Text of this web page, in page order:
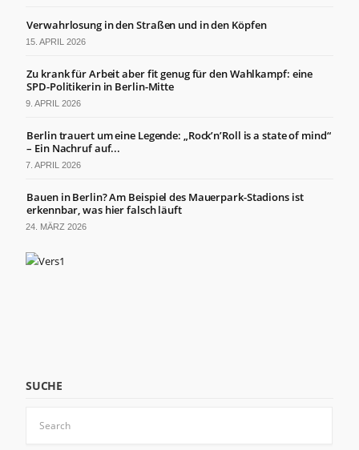
Verwahrlosung in den Straßen und in den Köpfen
15. APRIL 2026
Zu krank für Arbeit aber fit genug für den Wahlkampf: eine
SPD-Politikerin in Berlin-Mitte
9. APRIL 2026
Berlin trauert um eine Legende: „Rock’n’Roll is a state of mind“
– Ein Nachruf auf...
7. APRIL 2026
Bauen in Berlin? Am Beispiel des Mauerpark-Stadions ist
erkennbar, was hier falsch läuft
24. MÄRZ 2026
SUCHE